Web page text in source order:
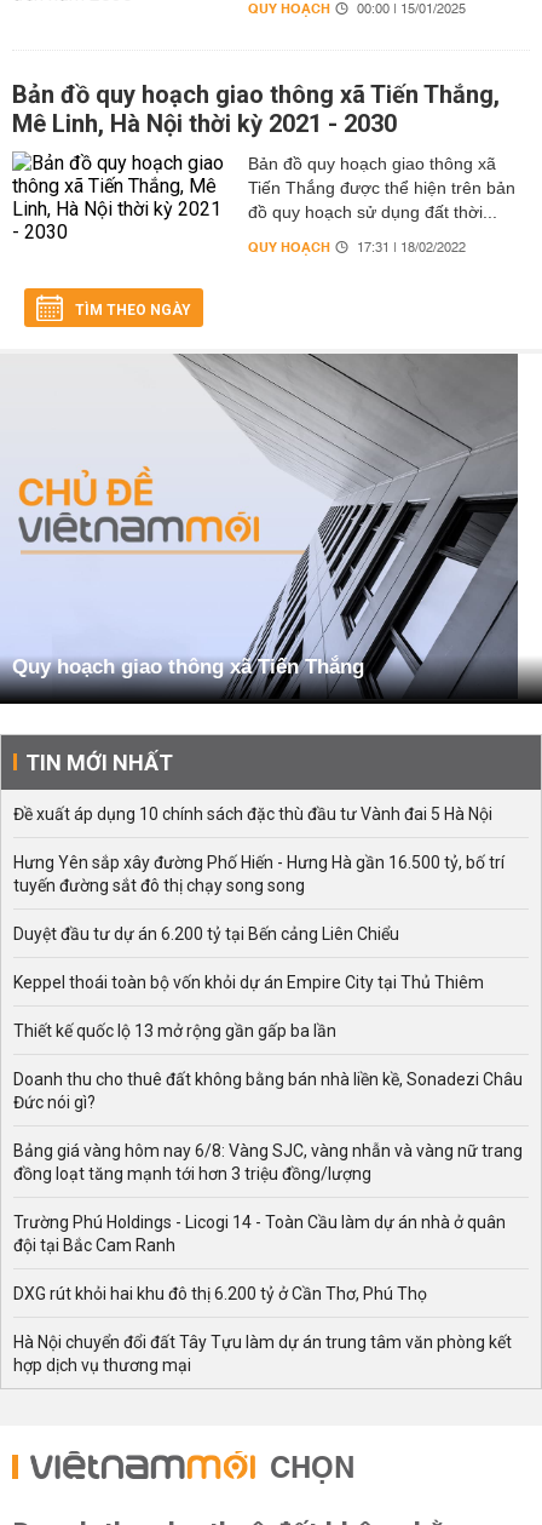
QUY HOẠCH 00:00 | 15/01/2025
Bản đồ quy hoạch giao thông xã Tiến Thắng,
Mê Linh, Hà Nội thời kỳ 2021 - 2030
Bản đồ quy hoạch giao thông xã
Tiến Thắng được thể hiện trên bản
đồ quy hoạch sử dụng đất thời...
QUY HOẠCH 17:31 | 18/02/2022
TÌM THEO NGÀY
Quy hoạch giao thông xã Tiến Thắng
TIN MỚI NHẤT
Đề xuất áp dụng 10 chính sách đặc thù đầu tư Vành đai 5 Hà Nội
Hưng Yên sắp xây đường Phố Hiến - Hưng Hà gần 16.500 tỷ, bố trí
tuyến đường sắt đô thị chạy song song
Duyệt đầu tư dự án 6.200 tỷ tại Bến cảng Liên Chiểu
Keppel thoái toàn bộ vốn khỏi dự án Empire City tại Thủ Thiêm
Thiết kế quốc lộ 13 mở rộng gần gấp ba lần
Doanh thu cho thuê đất không bằng bán nhà liền kề, Sonadezi Châu
Đức nói gì?
Bảng giá vàng hôm nay 6/8: Vàng SJC, vàng nhẫn và vàng nữ trang
đồng loạt tăng mạnh tới hơn 3 triệu đồng/lượng
Trường Phú Holdings - Licogi 14 - Toàn Cầu làm dự án nhà ở quân
đội tại Bắc Cam Ranh
DXG rút khỏi hai khu đô thị 6.200 tỷ ở Cần Thơ, Phú Thọ
Hà Nội chuyển đổi đất Tây Tựu làm dự án trung tâm văn phòng kết
hợp dịch vụ thương mại
CHỌN